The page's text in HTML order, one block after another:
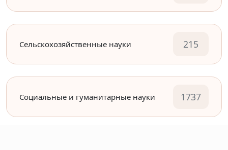
Сельскохозяйственные науки 215
Социальные и гуманитарные науки 1737